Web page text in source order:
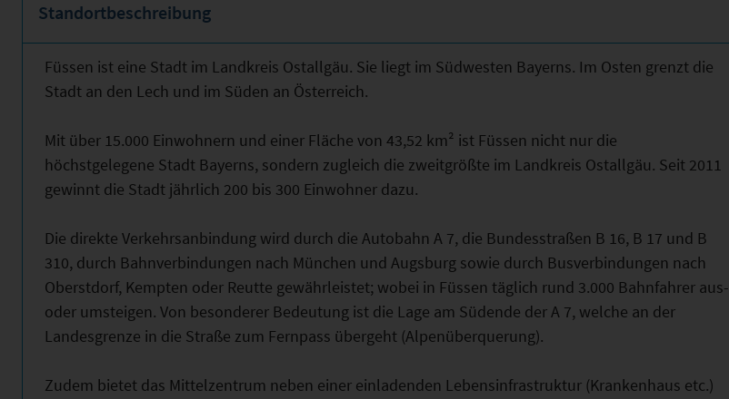
Standortbeschreibung
Füssen ist eine Stadt im Landkreis Ostallgäu. Sie liegt im Südwesten Bayerns. Im Osten grenzt die
Stadt an den Lech und im Süden an Österreich.
Mit über 15.000 Einwohnern und einer Fläche von 43,52 km² ist Füssen nicht nur die
höchstgelegene Stadt Bayerns, sondern zugleich die zweitgrößte im Landkreis Ostallgäu. Seit 2011
gewinnt die Stadt jährlich 200 bis 300 Einwohner dazu.
Die direkte Verkehrsanbindung wird durch die Autobahn A 7, die Bundesstraßen B 16, B 17 und B
310, durch Bahnverbindungen nach München und Augsburg sowie durch Busverbindungen nach
Oberstdorf, Kempten oder Reutte gewährleistet; wobei in Füssen täglich rund 3.000 Bahnfahrer aus-
oder umsteigen. Von besonderer Bedeutung ist die Lage am Südende der A 7, welche an der
Landesgrenze in die Straße zum Fernpass übergeht (Alpenüberquerung).
Zudem bietet das Mittelzentrum neben einer einladenden Lebensinfrastruktur (Krankenhaus etc.)